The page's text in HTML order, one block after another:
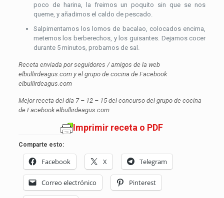
poco de harina, la freimos un poquito sin que se nos
queme, y añadimos el caldo de pescado.
Salpimentamos los lomos de bacalao, colocados encima,
metemos los berberechos, y los guisantes. Dejamos cocer
durante 5 minutos, probamos de sal.
Receta enviada por seguidores / amigos de la web
elbullirdeagus.com y el grupo de cocina de Facebook
elbullirdeagus.com
Mejor receta del día 7 – 12 – 15 del concurso del grupo de cocina
de Facebook elbullirdeagus.com
Imprimir receta o PDF
Comparte esto:
Facebook X Telegram
Correo electrónico Pinterest